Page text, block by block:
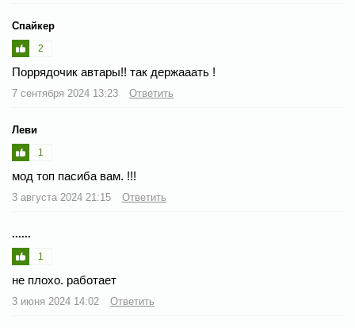
Спайкер
2
Поррядочик автары!! так держааать !
7 сентября 2024 13:23 Ответить
Леви
1
мод топ пасиба вам. !!!
3 августа 2024 21:15 Ответить
......
1
не плохо. работает
3 июня 2024 14:02 Ответить